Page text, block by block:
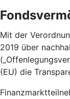
Mit der
2019 über
(EU) die